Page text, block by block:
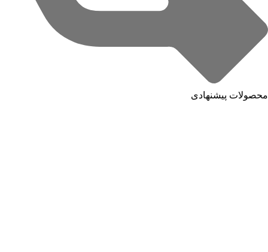
محصولات پیشنهادی